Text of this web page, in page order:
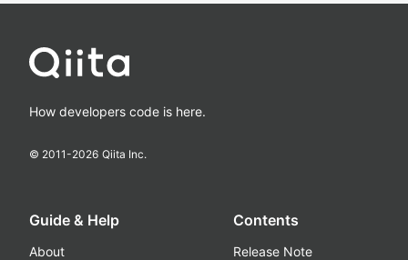
How developers code is here.
© 2011-2026 Qiita Inc.
Guide & Help
About
Contents
Release Note